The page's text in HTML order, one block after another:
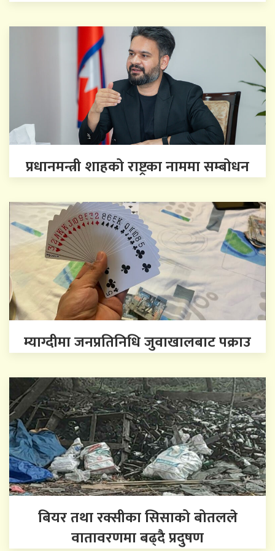
प्रधानमन्त्री शाहको राष्ट्रका नाममा सम्बोधन
म्याग्दीमा जनप्रतिनिधि जुवाखालबाट पक्राउ
बियर तथा रक्सीका सिसाको बोतलले
वातावरणमा बढ्दै प्रदुषण